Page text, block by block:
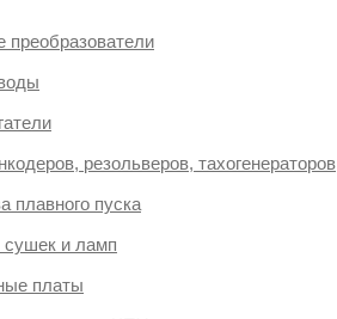
преобразователи
резольверов, тахогенераторов
плавного пуска
и ламп
платы